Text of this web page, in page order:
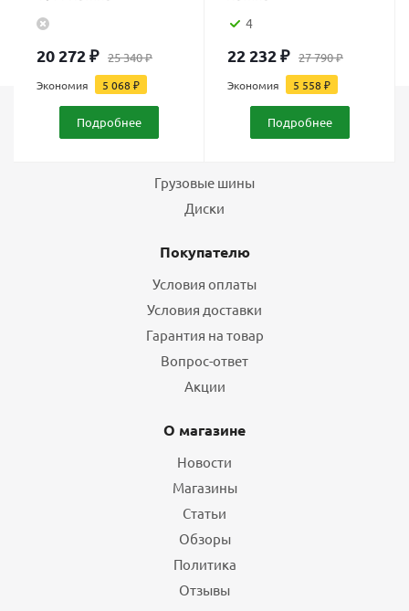
20 272₽ 25 340₽
Экономия 5 068 ₽
Подробнее
4
22 232₽ 27 790₽
Экономия 5 558 ₽
Подробнее
Грузовые шины
Диски
Покупателю
Условия оплаты
Условия доставки
Гарантия на товар
Вопрос-ответ
Акции
О магазине
Новости
Магазины
Статьи
Обзоры
Политика
Отзывы